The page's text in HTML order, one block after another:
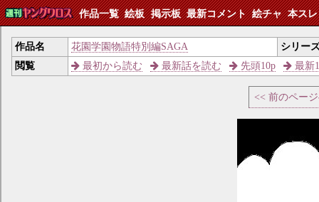
作品一覧 絵板 掲示板 最新コメント 絵チャ 本スレ
作品名 花園学園物語特別編SAGA
シリー
閲覧
最初から読む 最新話を読む 先頭10p 最新
<< 前のペー